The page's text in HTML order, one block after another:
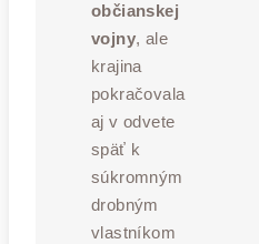
občianskej
vojny, ale
krajina
pokračovala
aj v odvete
späť k
súkromným
drobným
vlastníkom